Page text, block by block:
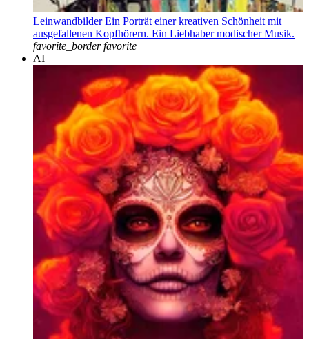
Leinwandbilder Ein Porträt einer kreativen Schönheit mit
ausgefallenen Kopfhörern. Ein Liebhaber modischer Musik.
favorite_border favorite
AI